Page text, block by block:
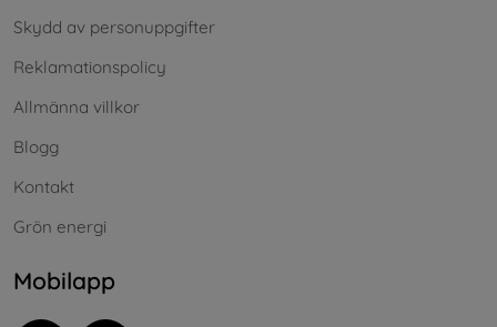
Skydd av personuppgifter
Reklamationspolicy
Allmänna villkor
Blogg
Kontakt
Grön energi
Mobilapp